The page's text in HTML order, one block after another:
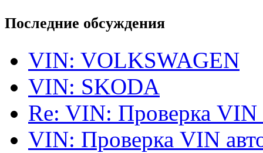
Последние обсуждения
VIN: VOLKSWAGEN
VIN: SKODA
Re: VIN: Проверка VIN
VIN: Проверка VIN